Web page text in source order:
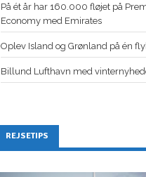
På ét år har 160.000 fløjet på
Economy med Emirates
Oplev Island og Grønland på én
Billund Lufthavn med
REJSETIPS